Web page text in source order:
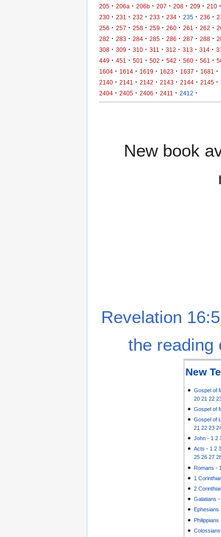
205 · 206a · 206b · 207 · 208 · 209 · 210 ·
230 · 231 · 232 · 233 · 234 · 235 · 236 ·
256 · 257 · 258 · 259 · 260 · 261 · 262 ·
282 · 283 · 284 · 285 · 286 · 287 · 288 ·
308 · 309 · 310 · 311 · 312 · 313 · 314 ·
449 · 451 · 501 · 502 · 542 · 560 · 561 ·
1604 · 1614 · 1619 · 1623 · 1637 · 1681 ·
2140 · 2141 · 2142 · 2143 · 2144 · 2145 ·
2404 · 2405 · 2406 · 2411 · 2412 ·
New book
Revelation
the reading
New
Gospel of
20 21 22
Gospel of
Gospel of
21 22 23
John - 1 2
Acts -1 2
25 26 27
Romans -
1
2
Galatians
Ephesians
Philippians
Colossians